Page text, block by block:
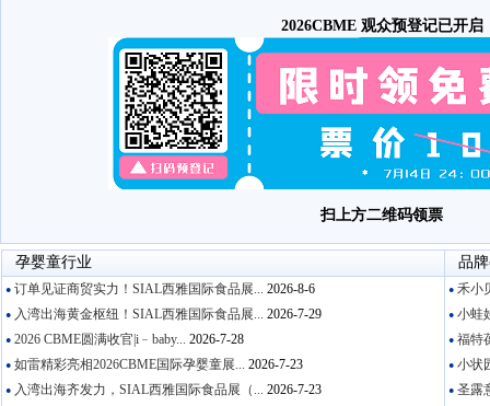
2026CBME 观众预登记已开启
扫上方二维码领票
孕婴童行业 品牌
●订单见证商贸实力！SIAL西雅国际食品展... 2026-8-6
●入湾出海黄金枢纽！SIAL西雅国际食品展... 2026-7-29
●2026 CBME圆满收官|i﹣baby... 2026-7-28
●如雷精彩亮相2026CBME国际孕婴童展... 2026-7-23
●入湾出海齐发力，SIAL西雅国际食品展（... 2026-7-23
●禾小
●小蛙
●福特
●小状
●圣露